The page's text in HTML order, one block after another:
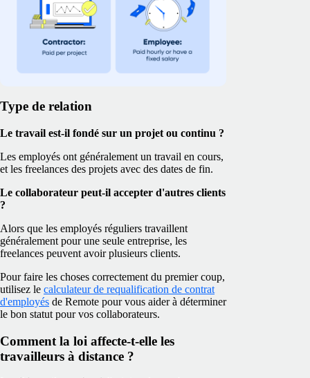
Type de relation
Le travail est-il fondé sur un projet ou continu ?
Les employés ont généralement un travail en cours,
et les freelances des projets avec des dates de fin.
Le collaborateur peut-il accepter d'autres clients
?
Alors que les employés réguliers travaillent
généralement pour une seule entreprise, les
freelances peuvent avoir plusieurs clients.
Pour faire les choses correctement du premier coup,
utilisez le calculateur de requalification de contrat
d'employés de Remote pour vous aider à déterminer
le bon statut pour vos collaborateurs.
Comment la loi affecte-t-elle les
travailleurs à distance ?